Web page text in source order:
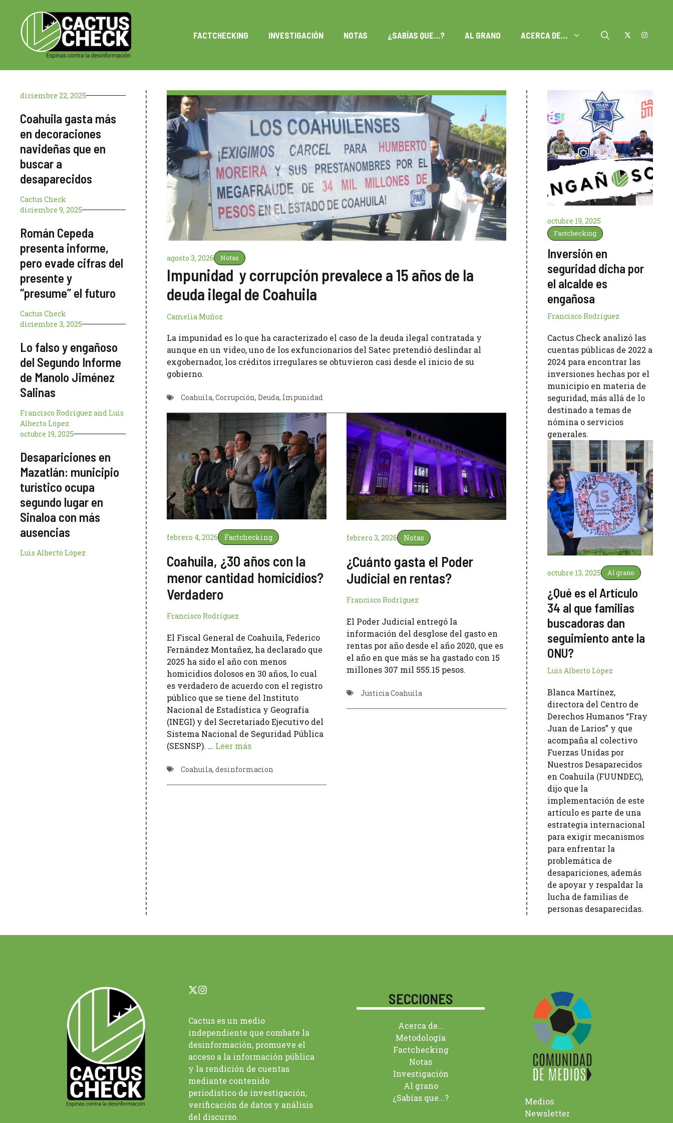
contenido
FACTCHECKING INVESTIGACIÓN NOTAS ¿SABÍAS QUE…? AL GRANO ACERCA DE…
diciembre 22, 2025
Coahuila gasta más
en decoraciones
navideñas que en
buscar a
desaparecidos
Cactus Check
diciembre 9, 2025
Román Cepeda
presenta informe,
pero evade cifras del
presente y
“presume” el futuro
Cactus Check
diciembre 3, 2025
Lo falso y engañoso
del Segundo Informe
de Manolo Jiménez
Salinas
Francisco Rodríguez and Luis
Alberto López
octubre 19, 2025
Desapariciones en
Mazatlán: municipio
turístico ocupa
segundo lugar en
Sinaloa con más
ausencias
Luis Alberto López
agosto 3, 2026 Notas
Impunidad y corrupción prevalece a 15 años de la
deuda ilegal de Coahuila
Camelia Muñoz
La impunidad es lo que ha caracterizado el caso de la deuda ilegal contratada y
aunque en un video, uno de los exfuncionarios del Satec pretendió deslindar al
exgobernador, los créditos irregulares se obtuvieron casi desde el inicio de su
gobierno.
Coahuila, Corrupción, Deuda, Impunidad
febrero 4, 2026 Factchecking
Coahuila, ¿30 años con la
menor cantidad homicidios?
Verdadero
Francisco Rodríguez
El Fiscal General de Coahuila, Federico
Fernández Montañez, ha declarado que
2025 ha sido el año con menos
homicidios dolosos en 30 años, lo cual
es verdadero de acuerdo con el registro
público que se tiene del Instituto
Nacional de Estadística y Geografía
(INEGI) y del Secretariado Ejecutivo del
Sistema Nacional de Seguridad Pública
(SESNSP). … Leer más
Coahuila, desinformacion
febrero 3, 2026 Notas
¿Cuánto gasta el Poder
Judicial en rentas?
Francisco Rodríguez
El Poder Judicial entregó la
información del desglose del gasto en
rentas por año desde el año 2020, que es
el año en que más se ha gastado con 15
millones 307 mil 555.15 pesos.
Justicia Coahuila
octubre 19, 2025
Factchecking
Inversión en
seguridad dicha por
el alcalde es
engañosa
Francisco Rodríguez
Cactus Check analizó las
cuentas públicas de 2022 a
2024 para encontrar las
inversiones hechas por el
municipio en materia de
seguridad, más allá de lo
destinado a temas de
nómina o servicios
generales.
octubre 13, 2025 Al grano
¿Qué es el Artículo
34 al que familias
buscadoras dan
seguimiento ante la
ONU?
Luis Alberto López
Blanca Martínez,
directora del Centro de
Derechos Humanos “Fray
Juan de Larios” y que
acompaña al colectivo
Fuerzas Unidas por
Nuestros Desaparecidos
en Coahuila (FUUNDEC),
dijo que la
implementación de este
artículo es parte de una
estrategia internacional
para exigir mecanismos
para enfrentar la
problemática de
desapariciones, además
de apoyar y respaldar la
lucha de familias de
personas desaparecidas.
Cactus es un medio
independiente que combate la
desinformación, promueve el
acceso a la información pública
y la rendición de cuentas
mediante contenido
periodístico de investigación,
verificación de datos y análisis
del discurso.
SECCIONES
Acerca de...
Metodología
Factchecking
Notas
Investigación
Al grano
¿Sabías que...?
Medios
Newsletter